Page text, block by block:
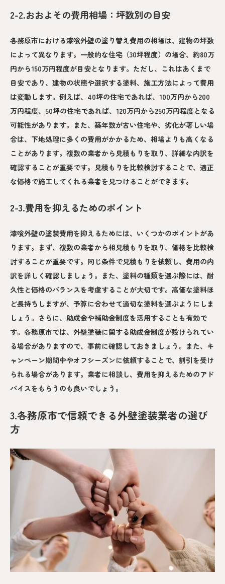
2-2.おおよその費用相場：坪数別の目安
各務原市における漆喰外壁の塗り替え費用の相場は、建物の坪数
によって異なります。一般的な住宅（30坪程度）の場合、約80万
円から150万円程度が目安となります。ただし、これはあくまで
目安であり、建物の状態や選択する塗料、施工方法によって費用
は変動します。例えば、40坪の住宅であれば、100万円から200
万円程度、50坪の住宅であれば、120万円から250万円程度となる
可能性があります。また、築年数が古い住宅や、劣化が著しい場
合は、下地処理に多くの費用がかかるため、相場よりも高くなる
ことがあります。複数の業者から見積もりを取り、詳細な内訳を
確認することが重要です。見積もりを比較検討することで、適正
な価格で施工してくれる業者を見つけることができます。
2-3.費用を抑えるためのポイント
漆喰外壁の塗装費用を抑えるためには、いくつかのポイントがあ
ります。まず、複数の業者から相見積もりを取り、価格を比較検
討することが重要です。同じ条件で見積もりを依頼し、費用の内
訳を詳しく確認しましょう。また、塗料の種類を選ぶ際には、耐
久性と価格のバランスを考慮することが大切です。高価な塗料ほ
ど長持ちしますが、予算に合わせて適切な塗料を選ぶようにしま
しょう。さらに、助成金や補助金制度を活用することも有効で
す。各務原市では、外壁塗装に関する助成金制度が設けられてい
る場合がありますので、事前に確認しておきましょう。また、キ
ャンペーン期間中やオフシーズンに依頼することで、割引を受け
られる場合があります。業者に相談し、費用を抑えるためのアド
バイスをもらうのも良いでしょう。
3.各務原市で信頼できる外壁塗装業者の選び
方